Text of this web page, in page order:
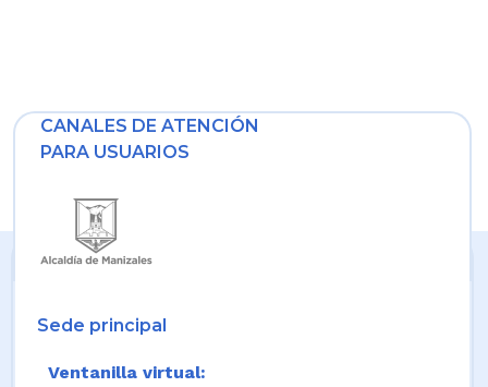
CANALES DE ATENCIÓN
PARA USUARIOS
Sede principal
Ventanilla virtual: